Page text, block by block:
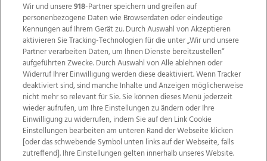
Wir über uns Mediadaten Kontakt
Jobs
Datenschutz
Impressum
AGB Anzeigekunden
Wir und unsere918-Partner speichern und greifen auf
personenbezogene Daten wie Browserdaten oder eindeutige
Kennungen auf Ihrem Gerät zu. Durch Auswahl von Akzeptieren
aktivieren Sie Tracking-Technologien für die unter „Wir und unsere
Partner verarbeiten Daten, um Ihnen Dienste bereitzustellen“
aufgeführten Zwecke. Durch Auswahl von Alle ablehnen oder
Widerruf Ihrer Einwilligung werden diese deaktiviert. Wenn Tracker
deaktiviert sind, sind manche Inhalte und Anzeigen möglicherweise
nicht mehr so relevant für Sie. Sie können dieses Menü jederzeit
wieder aufrufen, um Ihre Einstellungen zu ändern oder Ihre
Einwilligung zu widerrufen, indem Sie auf den Link Cookie
Einstellungen bearbeiten am unteren Rand der Webseite klicken
[oder das schwebende Symbol unten links auf der Webseite, falls
zutreffend]. Ihre Einstellungen gelten innerhalb unseres Website.